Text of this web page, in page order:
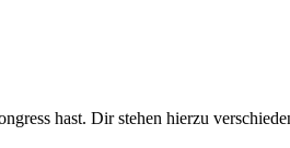
hast. Dir stehen hierzu